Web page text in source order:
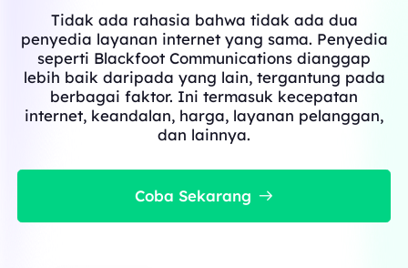
Tidak ada rahasia bahwa tidak ada dua
penyedia layanan internet yang sama. Penyedia
seperti Blackfoot Communications dianggap
lebih baik daripada yang lain, tergantung pada
berbagai faktor. Ini termasuk kecepatan
internet, keandalan, harga, layanan pelanggan,
dan lainnya.
Coba Sekarang